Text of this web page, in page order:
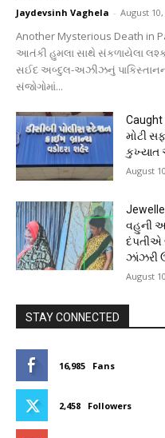
Jaydevsinh Vaghela - August 10,
Another Mysterious Death in
આતંકી હુમલા સાથે સંકળાયેલા
સઈદ અબ્દુલ-અઝીઝનું પાકિસ્તાનની
સંજોગોમાં...
Caught
મોટી
કુખ્યાત
August
વહુની
દંપતીએ
ઝાંઝરી
August
STAY CONNECTED
16,985 Fans
2,458 Followers